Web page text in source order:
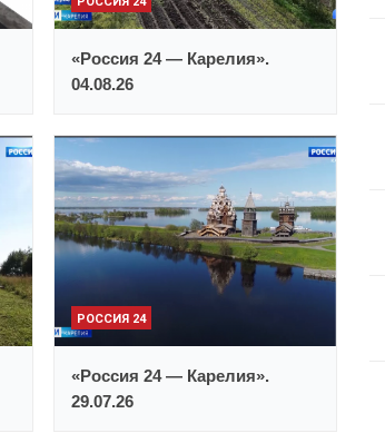
«Россия 24 — Карелия».
04.08.26
РОССИЯ 24
«Россия 24 — Карелия».
29.07.26